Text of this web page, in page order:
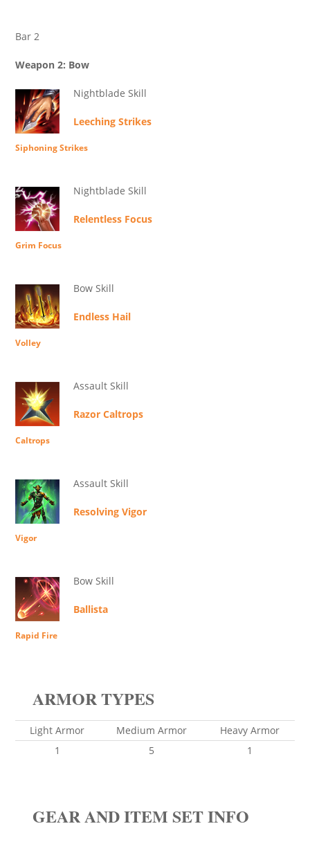
Bar 2
Weapon 2: Bow
Nightblade Skill
Leeching Strikes
Siphoning Strikes
Nightblade Skill
Relentless Focus
Grim Focus
Bow Skill
Endless Hail
Volley
Assault Skill
Razor Caltrops
Caltrops
Assault Skill
Resolving Vigor
Vigor
Bow Skill
Ballista
Rapid Fire
ARMOR TYPES
Light Armor Medium Armor
Heavy Armor
1
5 1
GEAR AND ITEM SET INFO